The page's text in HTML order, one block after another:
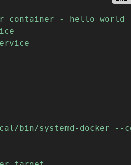
container - hello world
bin/systemd-docker --